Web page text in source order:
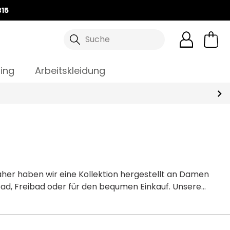
Suche
Arbeitskleidung
haben wir eine Kollektion hergestellt an Damen
Freibad oder für den bequmen Einkauf. Unsere